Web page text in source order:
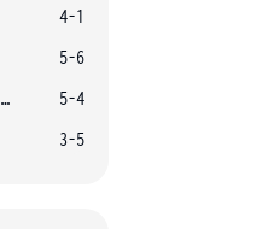
4-1
5-6
Alexandrova E.
5-4
3-5